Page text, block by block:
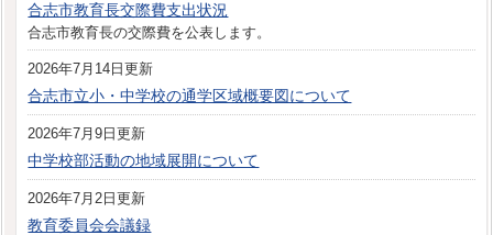
合志市教育長交際費支出状況
合志市教育長の交際費を公表します。
2026年7月14日更新
合志市立小・中学校の通学区域概要図について
2026年7月9日更新
中学校部活動の地域展開について
2026年7月2日更新
教育委員会会議録